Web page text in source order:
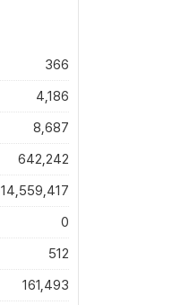
366
4,186
8,687
642,242
14,559,417
0
512
161,493